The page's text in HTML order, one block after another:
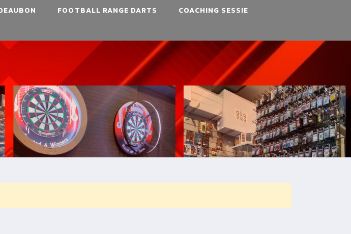
FOOTBALL RANGE DARTS
COACHING SESSIE